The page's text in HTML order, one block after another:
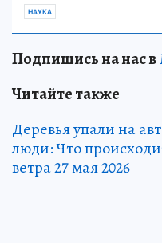
НАУКА
Подпишись на нас в
Читайте также
Деревья упали на
люди: Что
ветра 27 мая 2026